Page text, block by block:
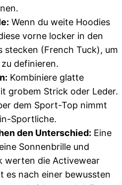
Wenn du weite Hoodies
vorne locker in den
stecken (French Tuck), um
definieren.
Kombiniere glatte
grobem Strick oder Leder.
dem Sport-Top nimmt
Sportliche.
den Unterschied: Eine
Sonnenbrille und
werten die Activewear
es nach einer bewussten